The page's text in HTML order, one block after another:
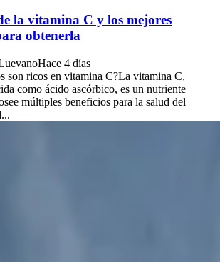
la vitamina C y los mejores
obtenerla
Hace 4 días
son ricos en vitamina C?La vitamina C,
como ácido ascórbico, es un nutriente
múltiples beneficios para la salud del